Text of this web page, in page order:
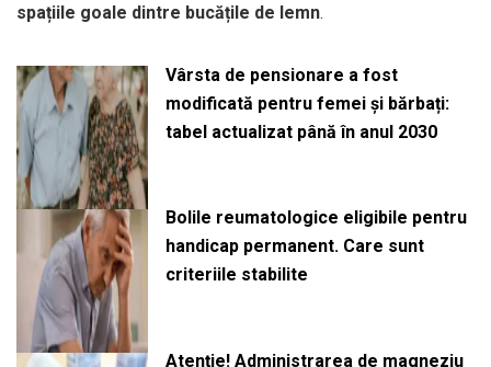
spațiile goale dintre bucățile de lemn.
Vârsta de pensionare a fost
modificată pentru femei și bărbați:
tabel actualizat până în anul 2030
Bolile reumatologice eligibile pentru
handicap permanent. Care sunt
criteriile stabilite
Atenție! Administrarea de magneziu